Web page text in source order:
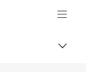
Logo, back to
İçerik